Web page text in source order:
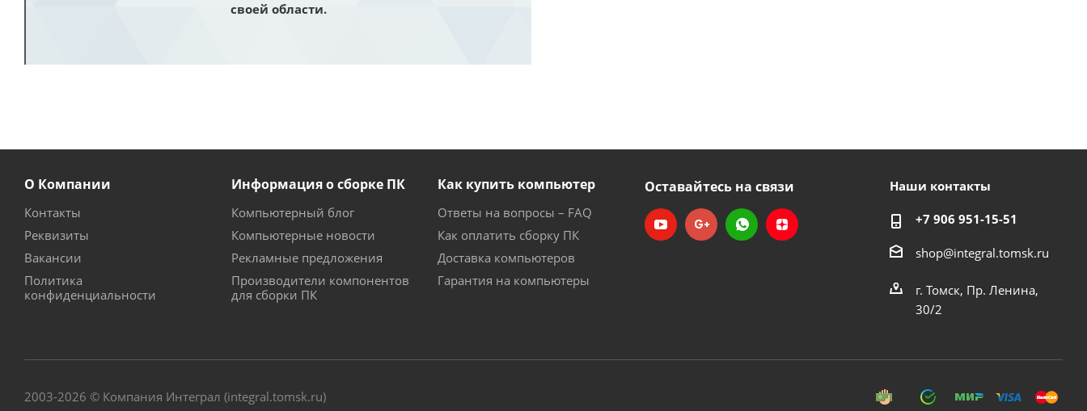
своей области.
О Компании
Контакты
Реквизиты
Вакансии
Политика
конфиденциальности
Информация о сборке ПК
Компьютерный блог
Компьютерные новости
Рекламные предложения
Производители компонентов
для сборки ПК
Как купить компьютер
Ответы на вопросы – FAQ
Как оплатить сборку ПК
Доставка компьютеров
Гарантия на компьютеры
Оставайтесь на связи Наши контакты
+7 906 951-15-51
shop@integral.tomsk.ru
г. Томск, Пр. Ленина,
30/2
2003-2026 © Компания Интеграл (integral.tomsk.ru)